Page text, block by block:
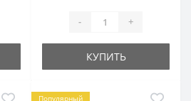
- +
КУПИТЬ
Популярный